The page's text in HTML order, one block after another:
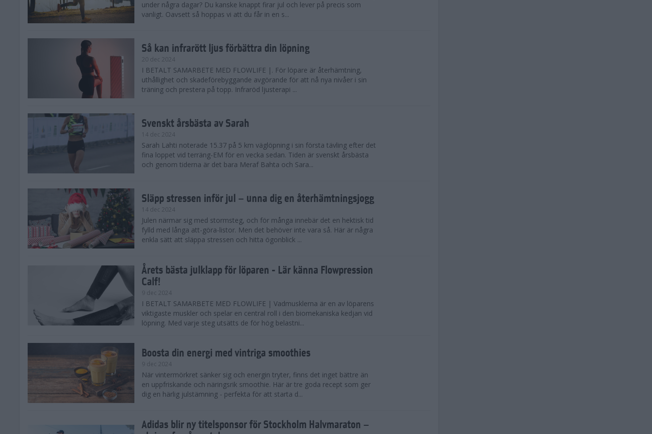
under några dagar? Du kanske knappt firar jul och lever på precis som
vanligt. Oavsett så hoppas vi att du får in en s...
Så kan infrarött ljus förbättra din löpning
20 dec 2024
I BETALT SAMARBETE MED FLOWLIFE |. För löpare är återhämtning,
uthållighet och skadeförebyggande avgörande för att nå nya nivåer i sin
träning och prestera på topp. Infraröd ljusterapi ...
Svenskt årsbästa av Sarah
14 dec 2024
Sarah Lahti noterade 15.37 på 5 km väglöpning i sin första tävling efter det
fina loppet vid terräng-EM för en vecka sedan. Tiden är svenskt årsbästa
och genom tiderna är det bara Meraf Bahta och Sara...
Släpp stressen inför jul – unna dig en återhämtningsjogg
14 dec 2024
Julen närmar sig med stormsteg, och för många innebär det en hektisk tid
fylld med långa att-göra-listor. Men det behöver inte vara så. Här är några
enkla sätt att släppa stressen och hitta ögonblick ...
Årets bästa julklapp för löparen - Lär känna Flowpression
Calf!
9 dec 2024
I BETALT SAMARBETE MED FLOWLIFE | Vadmusklerna är en av löparens
viktigaste muskler och spelar en central roll i den biomekaniska kedjan vid
löpning. Med varje steg utsätts de för hög belastni...
Boosta din energi med vintriga smoothies
9 dec 2024
När vintermörkret sänker sig och energin tryter, finns det inget bättre än
en uppfriskande och näringsrik smoothie. Här är tre goda recept som ger
dig en härlig julstämning - perfekta för att starta d...
Adidas blir ny titelsponsor för Stockholm Halvmaraton –